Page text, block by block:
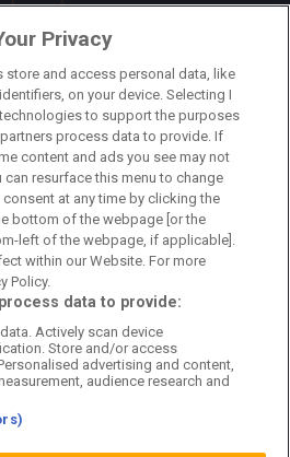
Privacy
store and access personal data, like
on your device. Selecting I
to support the purposes
process data to provide. If
content and ads you see may not
can resurface this menu to change
at any time by clicking the
bottom of the webpage [or the
left of the webpage, if applicable].
within our Website. For more
Policy.
data to provide:
Actively scan device
Store and/or access
advertising and content,
audience research and